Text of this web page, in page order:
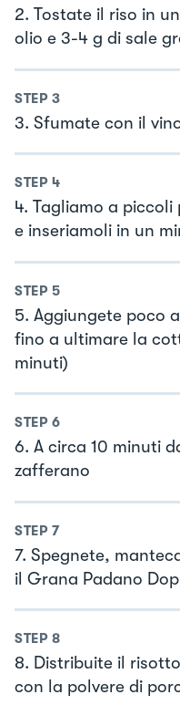
2. Tostate il riso in
olio e 3-4 g di sale
STEP 3
3. Sfumate con il
STEP 4
4. Tagliamo a
e inseriamoli in un
STEP 5
5. Aggiungete poco
fino a ultimare la
minuti)
STEP 6
6. A circa 10 minuti
zafferano
STEP 7
7. Spegnete,
il Grana Padano Dop
STEP 8
8. Distribuite il
con la polvere di